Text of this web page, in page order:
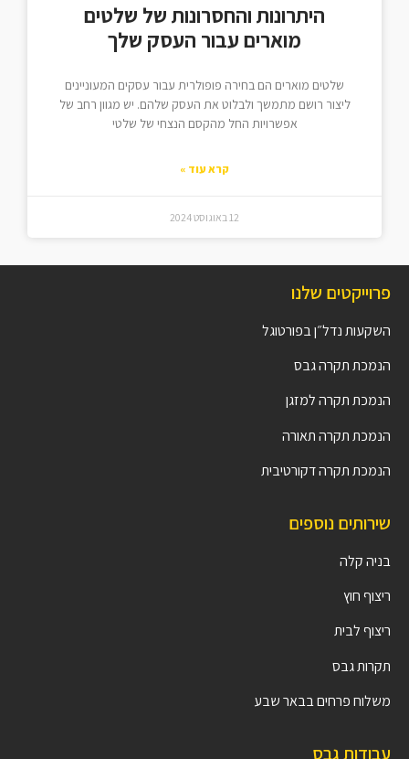
היתרונות והחסרונות של שלטים
מוארים עבור העסק שלך
שלטים מוארים הם בחירה פופולרית עבור עסקים המעוניינים
ליצור רושם מתמשך ולבלוט את העסק שלהם. יש מגוון רחב של
אפשרויות החל מהקסם הנצחי של שלטי
קרא עוד »
12 באוגוסט 2024
פרוייקטים שלנו
השקעות נדל״ן בפורטוגל
הנמכת תקרה גבס
הנמכת תקרה למזגן
הנמכת תקרה תאורה
הנמכת תקרה דקורטיבית
שירותים נוספים
בניה קלה
ריצוף חוץ
ריצוף לבית
תקרות גבס
משלוח פרחים בבאר שבע
עבודות גבס